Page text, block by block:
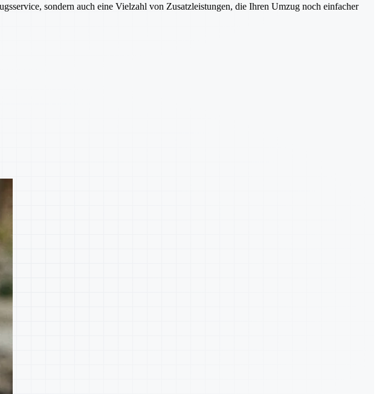
sondern auch eine Vielzahl von Zusatzleistungen, die Ihren Umzug noch einfacher